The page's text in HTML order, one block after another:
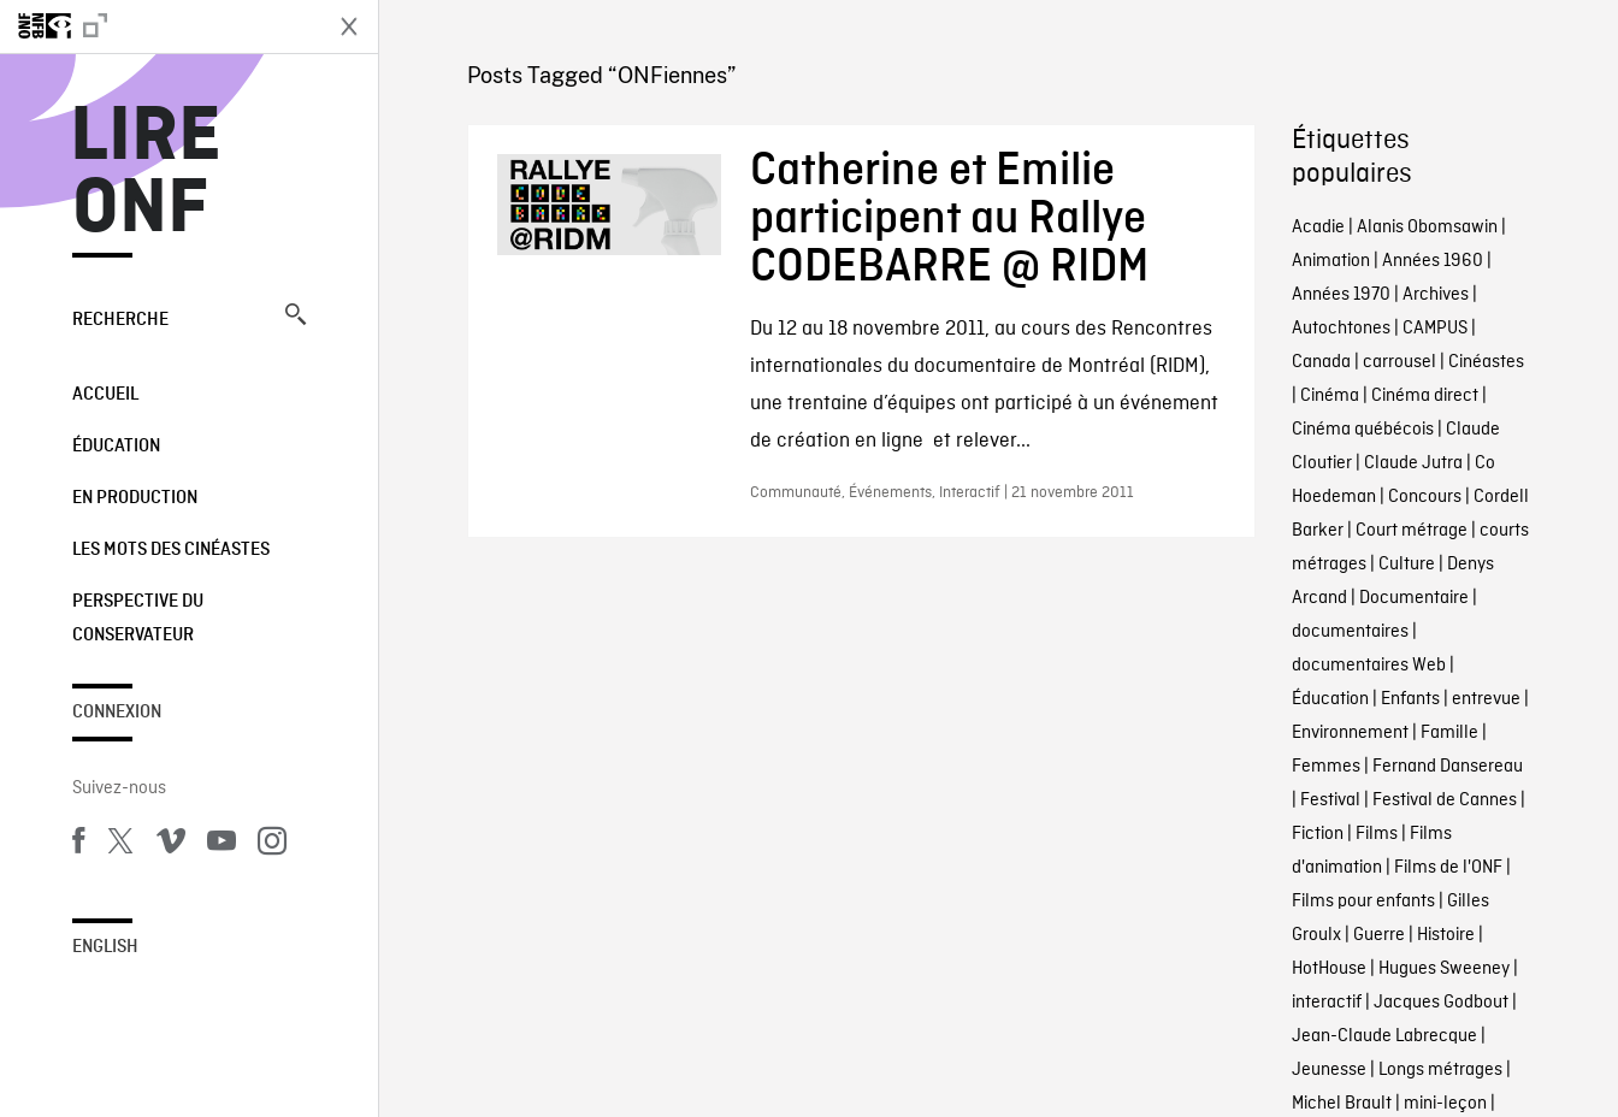
LIRE
ONF
RECHERCHE
ACCUEIL
ÉDUCATION
EN PRODUCTION
LES MOTS DES CINÉASTES
PERSPECTIVE DU
CONSERVATEUR
CONNEXION
Suivez-nous
ENGLISH
LIRE ONF
Posts Tagged “ONFiennes”
Catherine et Emilie
participent au Rallye
CODEBARRE @ RIDM
Du 12 au 18 novembre 2011, au cours des Rencontres
internationales du documentaire de Montréal (RIDM),
une trentaine d’équipes ont participé à un événement
de création en ligne et relever...
Communauté, Événements, Interactif | 21 novembre 2011
Étiquettes
populaires
Acadie | Alanis Obomsawin |
Animation | Années 1960 |
Années 1970 | Archives|
Autochtones| CAMPUS|
Canada | carrousel | Cinéastes
| Cinéma | Cinéma direct|
Cinéma québécois| Claude
Cloutier| Claude Jutra | Co
Hoedeman | Concours| Cordell
Barker| Court métrage | courts
métrages| Culture | Denys
Arcand | Documentaire |
documentaires|
documentaires Web |
Éducation | Enfants| entrevue |
Environnement| Famille |
Femmes| Fernand Dansereau
| Festival | Festival de Cannes|
Fiction | Films| Films
d'animation | Films de l'ONF|
Films pour enfants| Gilles
Groulx| Guerre | Histoire |
HotHouse | Hugues Sweeney|
interactif| Jacques Godbout|
Jean-Claude Labrecque |
Jeunesse | Longs métrages|
Michel Brault| mini-leçon |